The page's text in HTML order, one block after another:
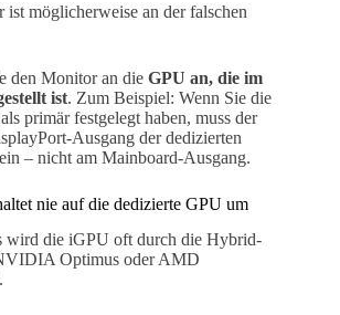
möglicherweise an der falschen
den Monitor an die GPU an, die im
ist. Zum Beispiel: Wenn Sie die
primär festgelegt haben, muss der
Ausgang der dedizierten
– nicht am Mainboard-Ausgang.
nie auf die dedizierte GPU um
wird die iGPU oft durch die Hybrid-
Optimus oder AMD